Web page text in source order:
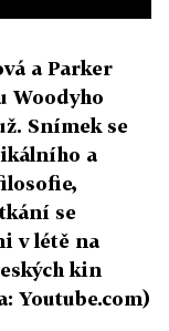
a Parker
Woodyho
Snímek se
a
se
v létě na
kin
Youtube.com)